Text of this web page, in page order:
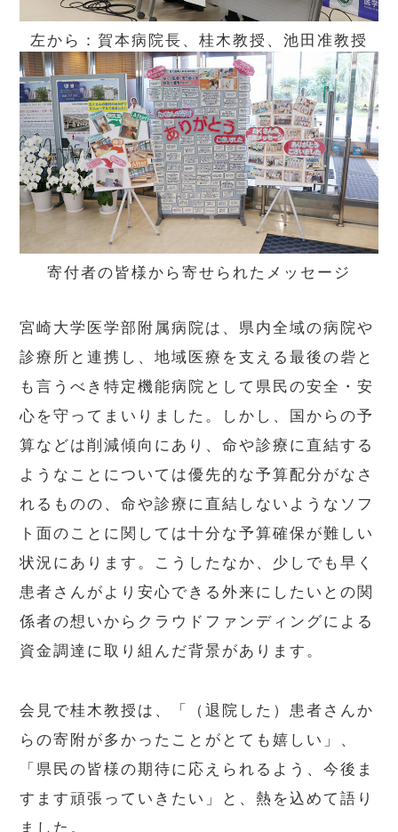
左から：賀本病院長、桂木教授、池田准教授
寄付者の皆様から寄せられたメッセージ
宮崎大学医学部附属病院は、県内全域の病院や
診療所と連携し、地域医療を支える最後の砦と
も言うべき特定機能病院として県民の安全・安
心を守ってまいりました。しかし、国からの予
算などは削減傾向にあり、命や診療に直結する
ようなことについては優先的な予算配分がなさ
れるものの、命や診療に直結しないようなソフ
ト面のことに関しては十分な予算確保が難しい
状況にあります。こうしたなか、少しでも早く
患者さんがより安心できる外来にしたいとの関
係者の想いからクラウドファンディングによる
資金調達に取り組んだ背景があります。
会見で桂木教授は、「（退院した）患者さんか
らの寄附が多かったことがとても嬉しい」、
「県民の皆様の期待に応えられるよう、今後ま
すます頑張っていきたい」と、熱を込めて語り
ました。